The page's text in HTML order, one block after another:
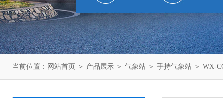
当前位置： 网站首页 ＞ 产品展示 ＞ 气象站 ＞ 手持气象站 ＞ WX-